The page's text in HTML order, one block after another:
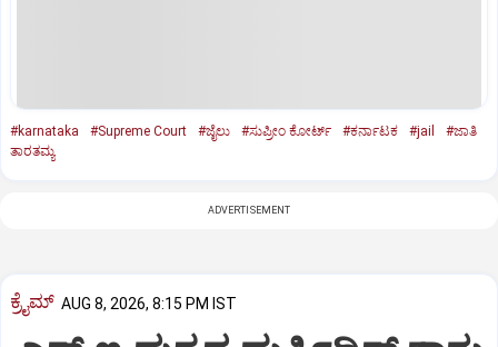
#karnataka #Supreme Court #ಜೈಲು #ಸುಪ್ರೀಂ ಕೋರ್ಟ್‌ #ಕರ್ನಾಟಕ #jail
#ಜಾತಿ
ತಾರತಮ್ಯ
ADVERTISEMENT
ಕ್ರೈಮ್ AUG 8, 2026, 8:15 PM IST